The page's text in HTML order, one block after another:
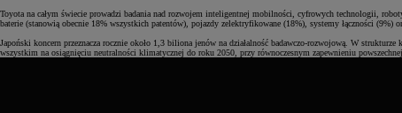
Toyota na całym świecie prowadzi badania nad rozwojem inteligentnej mobilności, cyfrowych technologii,
baterie (stanowią obecnie 18% wszystkich patentów), pojazdy zelektryfikowane (18%), systemy łączności (9%)
Japoński koncern przeznacza rocznie około 1,3 biliona jenów na działalność badawczo-rozwojową. W
wszystkim na osiągnięciu neutralności klimatycznej do roku 2050, przy równoczesnym zapewnieniu powszechnej